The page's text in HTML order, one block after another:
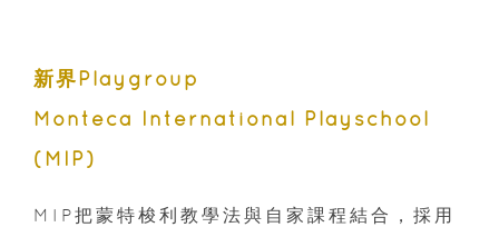
新界Playgroup
Monteca International Playschool
(MIP)
MIP把蒙特梭利教學法與自家課程結合，採用